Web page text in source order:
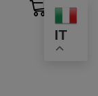
IT